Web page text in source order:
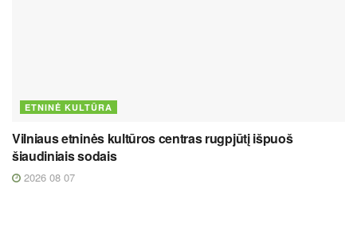
ETNINĖ KULTŪRA
Vilniaus etninės kultūros centras rugpjūtį išpuoš
šiaudiniais sodais
2026 08 07